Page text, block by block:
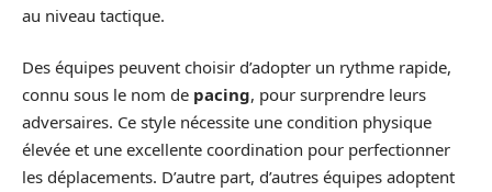
au niveau tactique.
Des équipes peuvent choisir d’adopter un rythme rapide,
connu sous le nom de pacing, pour surprendre leurs
adversaires. Ce style nécessite une condition physique
élevée et une excellente coordination pour perfectionner
les déplacements. D’autre part, d’autres équipes adoptent